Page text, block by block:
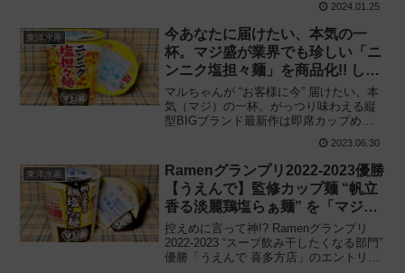
（マジモリ）濃厚とんこつ久留米ラーメ
ン」を食べてみた感想と評価・レビュー
です。
2024.01.25
東洋水産
今あなたに届けたい、本気の一
杯。マジ盛が業界でも珍しい「ニ
ンニク塩担々麺」を商品化!! しか
し、このスタイルは‥‥
マルちゃんが “お客様に今” 届けたい、本
気（マジ）の一杯。がっつり味わえる縦
型BIGブランド最新作は即席カップめん
ジ盛（マジモリ）ニンニク塩担々麺」を
食べてみた感想と評価・レビューです。
2023.06.30
東洋水産
Ramenグランプリ2022-2023優勝
【うえんで】監修カップ麺 “帆立
香る淡麗鶏塩らぁ麺” を「マジ
盛」で商品化!!
控えめに言って神!? Ramenグランプリ
2022-2023 “スープ飲み干したくなる部門”
優勝「うえんで 喜多方店」のエントリー